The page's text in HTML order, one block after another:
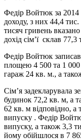
Федір Войтюк за 2014
доходу, з них 44,4
тисяч гривень
дохід сім’ї склав 77,3
Федір Войтюк записав
площею 4 500 та 1
гараж 24 кв. м., а
Сім’я задекларувала
будинок 72,2 кв. м, а
62 кв. м відповідно,
випуску . Федір
випуску, а також 3,3
йому обійшлося в 7